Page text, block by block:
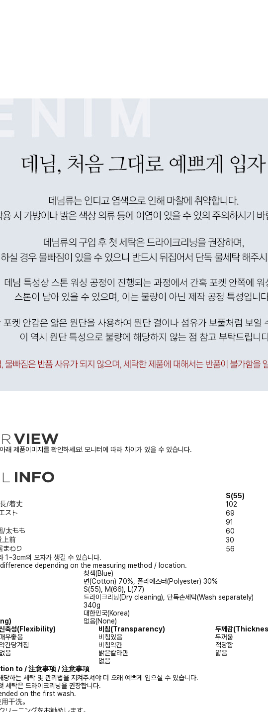
래 제품이미지를 확인하세요! 모니터에 따라 차이가 있을 수 있습니다.
S(55)
/着丈
102
スト
69
91
/太もも
60
上前
30
わり
56
1~3cm의 오차가 생길 수 있습니다.
depending on the measuring method / location.
청색(Blue)
면(Cotton) 70%, 폴리에스터(Polyester) 30%
S(55), M(66), L(77)
드라이크리닝(Dry cleaning), 단독손세탁(Wash separately)
340g
대한민국(Korea)
없음(None)
축성(Flexibility) 비침(Transparency) 두께감
매우좋음 비침있음
두꺼움
약간당겨짐 비침약간
적당함
없음 밝은칼라만
얇음
없음
to / 注意事项 / 注意事項
당하는 세탁 및 관리법을 지켜주셔야 더 오래 예쁘게 입으실 수 있습니다.
세탁은 드라이크리닝을 권장합니다.
on the first wash.
干洗。